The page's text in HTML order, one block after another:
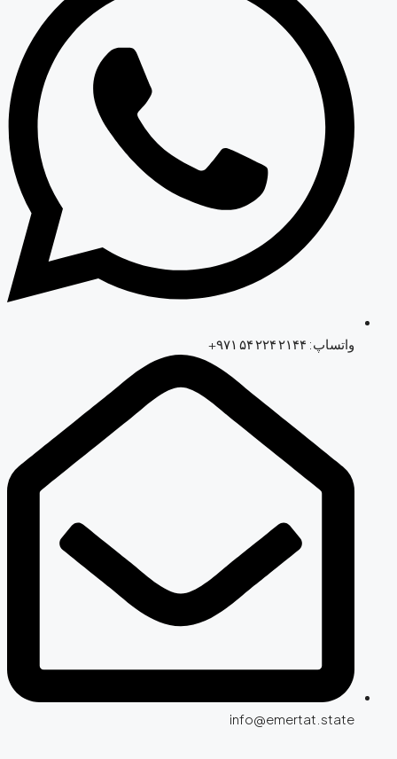
واتساپ: ‎+۹۷۱ ۵۴ ۲۲۴ ۲۱۴۴
info@emertat.state